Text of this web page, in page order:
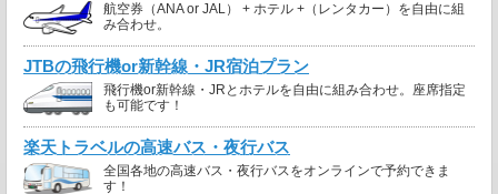
航空券（ANA or JAL） + ホテル +（レンタカー）を自由に組
み合わせ。
JTBの飛行機or新幹線・JR宿泊プラン
飛行機or新幹線・JRとホテルを自由に組み合わせ。座席指定
も可能です！
楽天トラベルの高速バス・夜行バス
全国各地の高速バス・夜行バスをオンラインで予約できま
す！